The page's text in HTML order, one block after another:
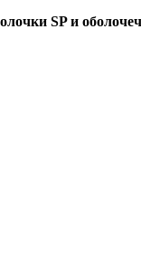
SP и